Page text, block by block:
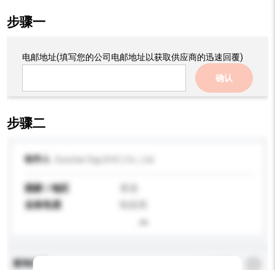
步骤一
电邮地址(填写您的公司电邮地址以获取供应商的迅速回覆)
确认
步骤二
收件人
国家 / 地区
业务性质
查询内容